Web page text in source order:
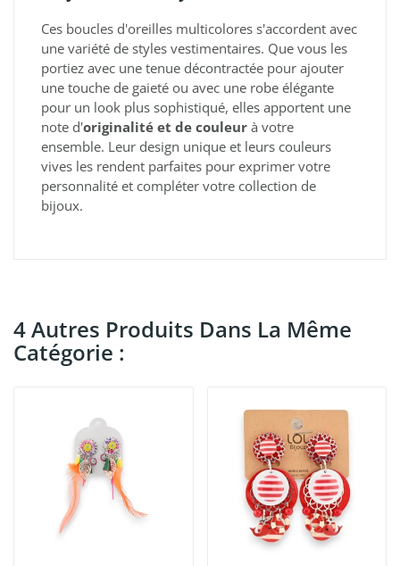
Ces boucles d'oreilles multicolores s'accordent avec
une variété de styles vestimentaires. Que vous les
portiez avec une tenue décontractée pour ajouter
une touche de gaieté ou avec une robe élégante
pour un look plus sophistiqué, elles apportent une
note d'originalité et de couleur à votre
ensemble. Leur design unique et leurs couleurs
vives les rendent parfaites pour exprimer votre
personnalité et compléter votre collection de
bijoux.
4 Autres Produits Dans La Même
Catégorie :